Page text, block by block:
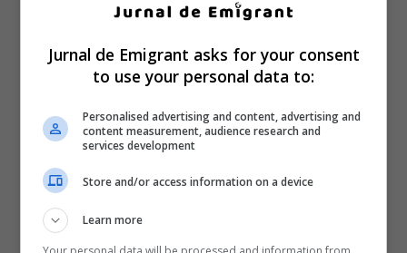
Jurnal de Emigrant asks for your consent
to use your personal data to:
Personalised advertising and content, advertising and
content measurement, audience research and
services development
Store and/or access information on a device
Learn more